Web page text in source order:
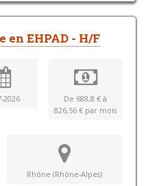
EHPAD - H/F
2026
De 688,8 € à
826,56 € par mois
Rhône (Rhône-Alpes)